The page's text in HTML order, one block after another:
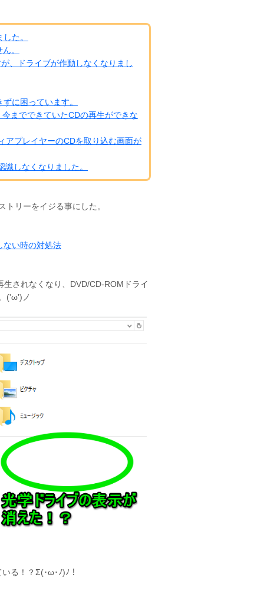
た。
。
、ドライブが作動しなくなりまし
に困っています。
までできていたCDの再生ができな
アプレイヤーのCDを取り込む画面が
しなくなりました。
リーをイジる事にした。
ない時の対処法
されなくなり、DVD/CD-ROMドライ
('ω')ノ
る！？Σ(･ω･ﾉ)ﾉ！